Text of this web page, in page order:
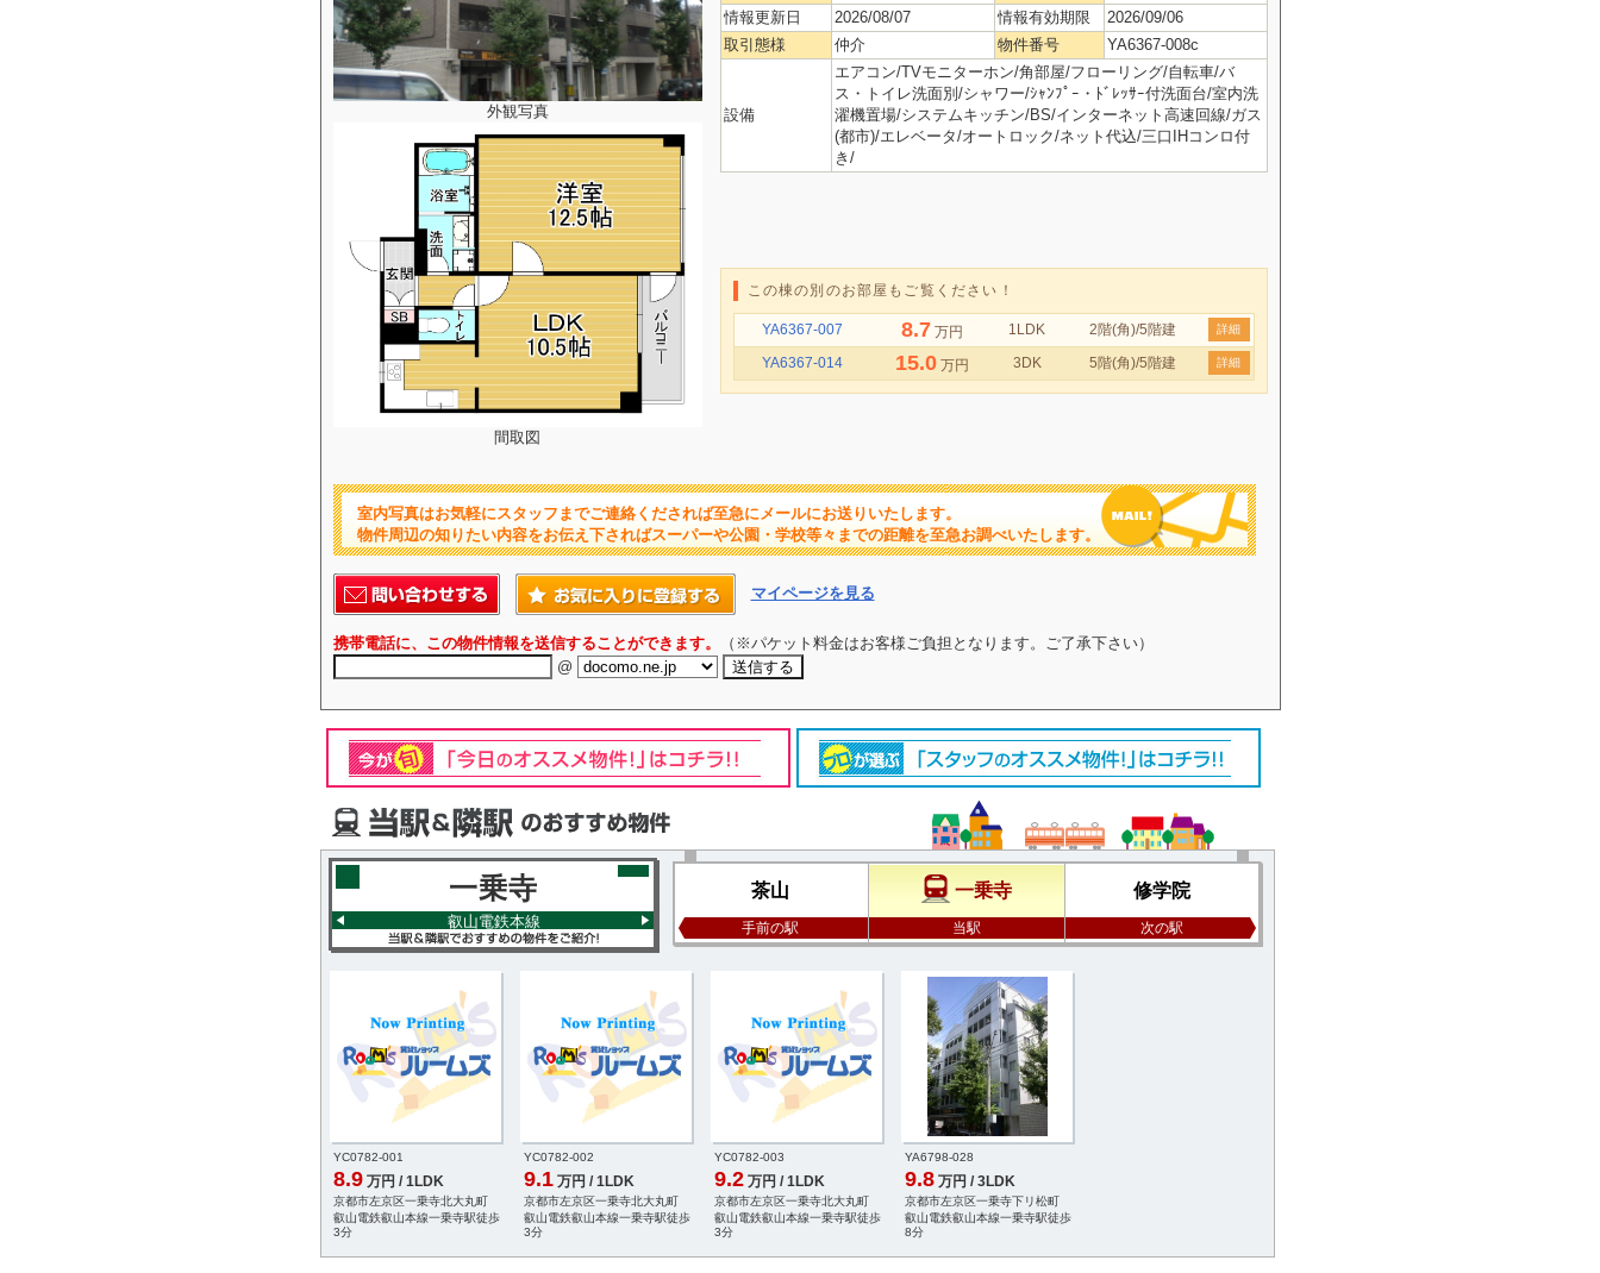
外観写真
間取図
情報更新日
2026/08/07 情報有効期限
2026/09/06
取引態様
仲介 物件番号 YA6367-008c
設備
エアコン/TVモニターホン/角部屋/フローリング/自転車/バ
ス・トイレ洗面別/シャワー/ｼｬﾝﾌﾟｰ・ﾄﾞﾚｯｻｰ付洗面台/室内洗
濯機置場/システムキッチン/BS/インターネット高速回線/ガス
(都市)/エレベータ/オートロック/ネット代込/三口IHコンロ付
き/
この棟の別のお部屋もご覧ください！
YA6367-007 8.7 万円 1LDK 2階(角)/5階建 詳細
YA6367-014 15.0 万円 3DK 5階(角)/5階建 詳細
室内写真はお気軽にスタッフまでご連絡くだされば至急にメールにお送りいたします。
物件周辺の知りたい内容をお伝え下さればスーパーや公園・学校等々までの距離を至急お調べいたします。
マイページを見る
携帯電話に、この物件情報を送信することができます。
（※パケット料金はお客様ご負担となります。ご了承下さい）
@
一乗寺
叡山電鉄本線
茶山
手前の駅
一乗寺
当駅
修学院
次の駅
YC0782-001
8.9 万円 / 1LDK
京都市左京区一乗寺北大丸町
叡山電鉄叡山本線一乗寺駅徒歩
3分
YC0782-002
9.1 万円 / 1LDK
京都市左京区一乗寺北大丸町
叡山電鉄叡山本線一乗寺駅徒歩
3分
YC0782-003
9.2 万円 / 1LDK
京都市左京区一乗寺北大丸町
叡山電鉄叡山本線一乗寺駅徒歩
3分
YA6798-028
9.8 万円 / 3LDK
京都市左京区一乗寺下リ松町
叡山電鉄叡山本線一乗寺駅徒歩
8分